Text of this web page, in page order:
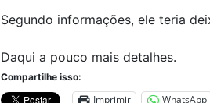
Segundo informações, ele teria
Daqui a pouco mais detalhes.
Compartilhe isso:
Imprimir WhatsApp